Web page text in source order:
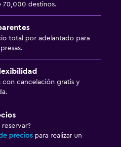
70,000 destinos.
total por adelantado para
con cancelación gratis y
precios para realizar un